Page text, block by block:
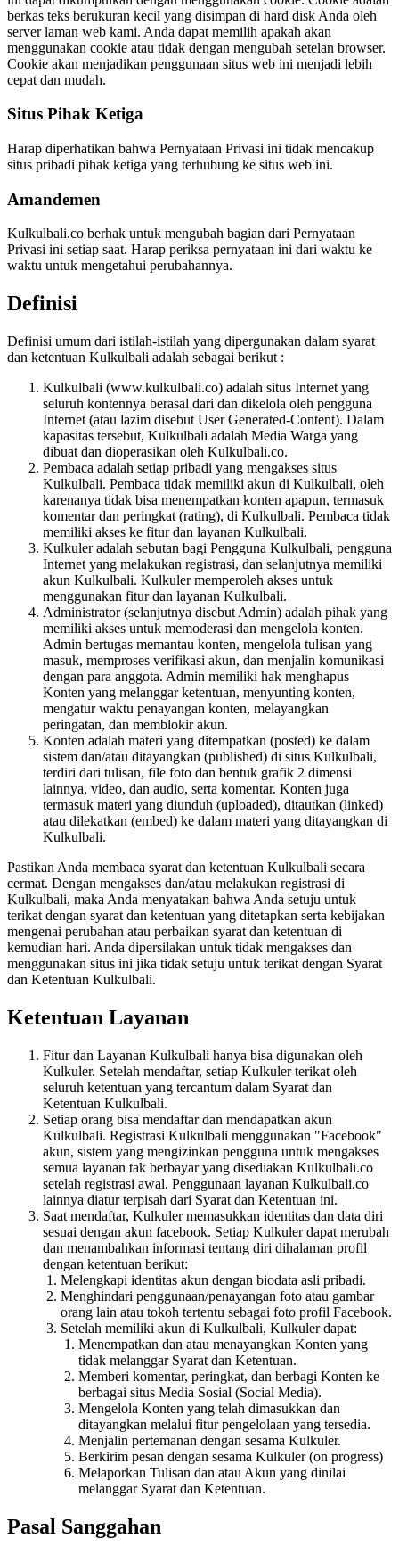
berkas teks berukuran kecil yang disimpan di hard disk Anda oleh
server laman web kami. Anda dapat memilih apakah akan
menggunakan cookie atau tidak dengan mengubah setelan browser.
Cookie akan menjadikan penggunaan situs web ini menjadi lebih
cepat dan mudah.
Situs Pihak Ketiga
Harap diperhatikan bahwa Pernyataan Privasi ini tidak mencakup
situs pribadi pihak ketiga yang terhubung ke situs web ini.
Amandemen
Kulkulbali.co berhak untuk mengubah bagian dari Pernyataan
Privasi ini setiap saat. Harap periksa pernyataan ini dari waktu ke
waktu untuk mengetahui perubahannya.
Definisi
Definisi umum dari istilah-istilah yang dipergunakan dalam syarat
dan ketentuan Kulkulbali adalah sebagai berikut :
Kulkulbali (www.kulkulbali.co) adalah situs Internet yang
seluruh kontennya berasal dari dan dikelola oleh pengguna
Internet (atau lazim disebut User Generated-Content). Dalam
kapasitas tersebut, Kulkulbali adalah Media Warga yang
dibuat dan dioperasikan oleh Kulkulbali.co.
Pembaca adalah setiap pribadi yang mengakses situs
Kulkulbali. Pembaca tidak memiliki akun di Kulkulbali, oleh
karenanya tidak bisa menempatkan konten apapun, termasuk
komentar dan peringkat (rating), di Kulkulbali. Pembaca tidak
memiliki akses ke fitur dan layanan Kulkulbali.
Kulkuler adalah sebutan bagi Pengguna Kulkulbali, pengguna
Internet yang melakukan registrasi, dan selanjutnya memiliki
akun Kulkulbali. Kulkuler memperoleh akses untuk
menggunakan fitur dan layanan Kulkulbali.
Administrator (selanjutnya disebut Admin) adalah pihak yang
memiliki akses untuk memoderasi dan mengelola konten.
Admin bertugas memantau konten, mengelola tulisan yang
masuk, memproses verifikasi akun, dan menjalin komunikasi
dengan para anggota. Admin memiliki hak menghapus
Konten yang melanggar ketentuan, menyunting konten,
mengatur waktu penayangan konten, melayangkan
peringatan, dan memblokir akun.
Konten adalah materi yang ditempatkan (posted) ke dalam
sistem dan/atau ditayangkan (published) di situs Kulkulbali,
terdiri dari tulisan, file foto dan bentuk grafik 2 dimensi
lainnya, video, dan audio, serta komentar. Konten juga
termasuk materi yang diunduh (uploaded), ditautkan (linked)
atau dilekatkan (embed) ke dalam materi yang ditayangkan di
Kulkulbali.
Pastikan Anda membaca syarat dan ketentuan Kulkulbali secara
cermat. Dengan mengakses dan/atau melakukan registrasi di
Kulkulbali, maka Anda menyatakan bahwa Anda setuju untuk
terikat dengan syarat dan ketentuan yang ditetapkan serta kebijakan
mengenai perubahan atau perbaikan syarat dan ketentuan di
kemudian hari. Anda dipersilakan untuk tidak mengakses dan
menggunakan situs ini jika tidak setuju untuk terikat dengan Syarat
dan Ketentuan Kulkulbali.
Ketentuan Layanan
Fitur dan Layanan Kulkulbali hanya bisa digunakan oleh
Kulkuler. Setelah mendaftar, setiap Kulkuler terikat oleh
seluruh ketentuan yang tercantum dalam Syarat dan
Ketentuan Kulkulbali.
Setiap orang bisa mendaftar dan mendapatkan akun
Kulkulbali. Registrasi Kulkulbali menggunakan "Facebook"
akun, sistem yang mengizinkan pengguna untuk mengakses
semua layanan tak berbayar yang disediakan Kulkulbali.co
setelah registrasi awal. Penggunaan layanan Kulkulbali.co
lainnya diatur terpisah dari Syarat dan Ketentuan ini.
Saat mendaftar, Kulkuler memasukkan identitas dan data diri
sesuai dengan akun facebook. Setiap Kulkuler dapat merubah
dan menambahkan informasi tentang diri dihalaman profil
dengan ketentuan berikut:
Melengkapi identitas akun dengan biodata asli pribadi.
Menghindari penggunaan/penayangan foto atau gambar
orang lain atau tokoh tertentu sebagai foto profil Facebook.
Setelah memiliki akun di Kulkulbali, Kulkuler dapat:
Menempatkan dan atau menayangkan Konten yang
tidak melanggar Syarat dan Ketentuan.
Memberi komentar, peringkat, dan berbagi Konten ke
berbagai situs Media Sosial (Social Media).
Mengelola Konten yang telah dimasukkan dan
ditayangkan melalui fitur pengelolaan yang tersedia.
Menjalin pertemanan dengan sesama Kulkuler.
Berkirim pesan dengan sesama Kulkuler (on progress)
Melaporkan Tulisan dan atau Akun yang dinilai
melanggar Syarat dan Ketentuan.
Pasal Sanggahan